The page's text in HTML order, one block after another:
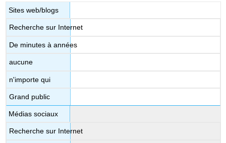
sujet
Licences
attributions
licence
Contenu
licence
Sites web/blogs
Recherche sur Internet
De minutes à années
aucune
n'importe qui
Grand public
Médias sociaux
Recherche sur Internet